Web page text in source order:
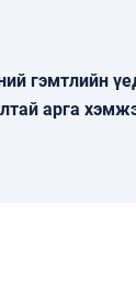
гэмтлийн
арга